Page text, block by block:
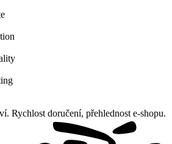
Rychlost doručení, přehlednost e-shopu.